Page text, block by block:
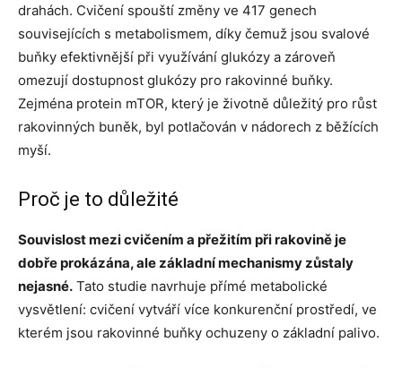
drahách. Cvičení spouští změny ve 417 genech
souvisejících s metabolismem, díky čemuž jsou svalové
buňky efektivnější při využívání glukózy a zároveň
omezují dostupnost glukózy pro rakovinné buňky.
Zejména protein mTOR, který je životně důležitý pro růst
rakovinných buněk, byl potlačován v nádorech z běžících
myší.
Proč je to důležité
Souvislost mezi cvičením a přežitím při rakovině je
dobře prokázána, ale základní mechanismy zůstaly
nejasné. Tato studie navrhuje přímé metabolické
vysvětlení: cvičení vytváří více konkurenční prostředí, ve
kterém jsou rakovinné buňky ochuzeny o základní palivo.